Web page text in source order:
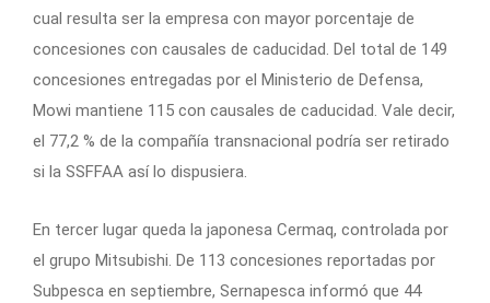
cual resulta ser la empresa con mayor porcentaje de
concesiones con causales de caducidad. Del total de 149
concesiones entregadas por el Ministerio de Defensa,
Mowi mantiene 115 con causales de caducidad. Vale decir,
el 77,2 % de la compañía transnacional podría ser retirado
si la SSFFAA así lo dispusiera.
En tercer lugar queda la japonesa Cermaq, controlada por
el grupo Mitsubishi. De 113 concesiones reportadas por
Subpesca en septiembre, Sernapesca informó que 44